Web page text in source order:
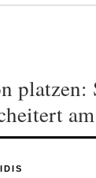
platzen: